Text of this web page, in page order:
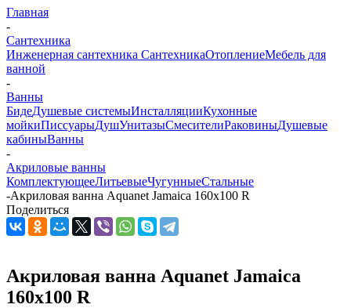
Главная
-
Сантехника
Инженерная сантехника СантехникаОтоплениеМебель для
ванной
-
Ванны
БидеДушевые системыИнсталляцииКухонные
мойкиПиссуарыДушУнитазыСмесителиРаковиныДушевые
кабиныВанны
-
Акриловые ванны
КомплектующееЛитьевыеЧугунныеСтальные
-Акриловая ванна Aquanet Jamaica 160x100 R
Поделиться
Акриловая ванна Aquanet Jamaica
160x100 R